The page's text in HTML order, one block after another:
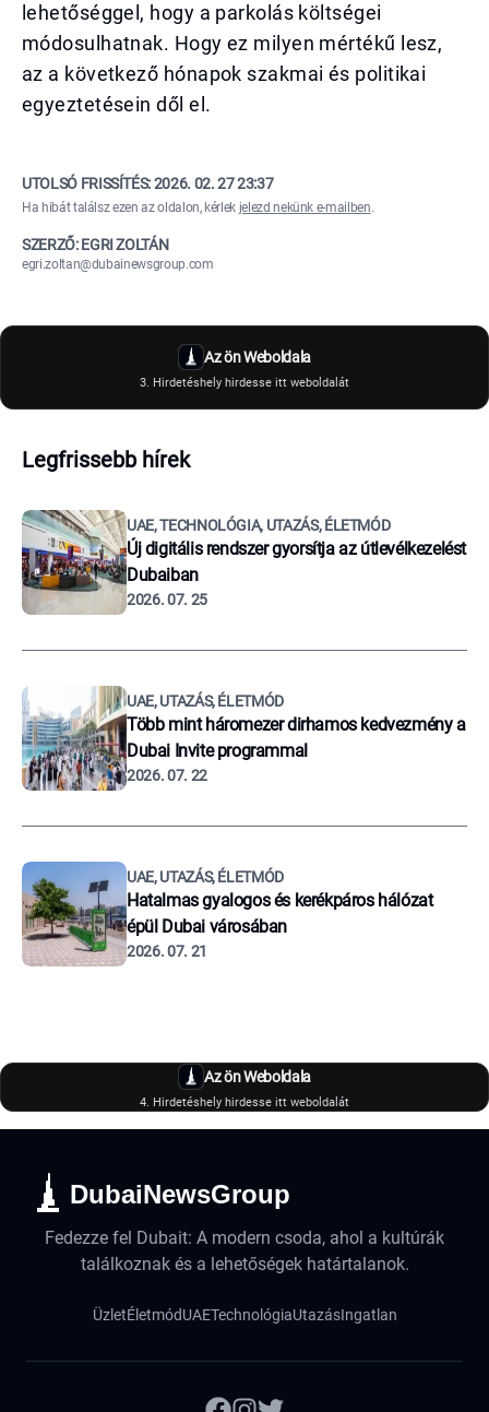
lehetőséggel, hogy a parkolás költségei
módosulhatnak. Hogy ez milyen mértékű lesz,
az a következő hónapok szakmai és politikai
egyeztetésein dől el.
UTOLSÓ FRISSÍTÉS:2026. 02. 27 23:37
Ha hibát találsz ezen az oldalon, kérlek jelezd nekünk e-mailben.
SZERZŐ: EGRI ZOLTÁN
egri.zoltan@dubainewsgroup.com
Az ön Weboldala
3. Hirdetéshely hirdesse itt weboldalát
Legfrissebb hírek
UAE, TECHNOLÓGIA, UTAZÁS, ÉLETMÓD
Új digitális rendszer gyorsítja az útlevélkezelést
Dubaiban
2026. 07. 25
UAE, UTAZÁS, ÉLETMÓD
Több mint háromezer dirhamos kedvezmény a
Dubai Invite programmal
2026. 07. 22
UAE, UTAZÁS, ÉLETMÓD
Hatalmas gyalogos és kerékpáros hálózat
épül Dubai városában
2026. 07. 21
Az ön Weboldala
4. Hirdetéshely hirdesse itt weboldalát
DubaiNewsGroup
Fedezze fel Dubait: A modern csoda, ahol a kultúrák
találkoznak és a lehetőségek határtalanok.
ÜzletÉletmódUAETechnológiaUtazásIngatlan